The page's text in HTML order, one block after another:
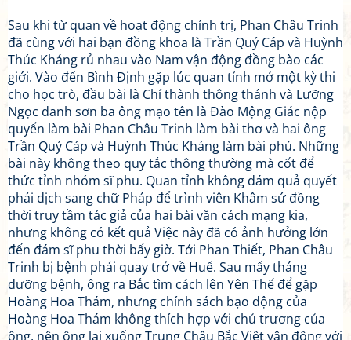
Sau khi từ quan về hoạt động chính trị, Phan Châu Trinh
đã cùng với hai bạn đồng khoa là Trần Quý Cáp và Huỳnh
Thúc Kháng rủ nhau vào Nam vận động đồng bào các
giới. Vào đến Bình Định gặp lúc quan tỉnh mở một kỳ thi
cho học trò, đầu bài là Chí thành thông thánh và Lưỡng
Ngọc danh sơn ba ông mạo tên là Đào Mộng Giác nộp
quyển làm bài Phan Châu Trinh làm bài thơ và hai ông
Trần Quý Cáp và Huỳnh Thúc Kháng làm bài phú. Những
bài này không theo quy tắc thông thường mà cốt để
thức tỉnh nhóm sĩ phu. Quan tỉnh không dám quả quyết
phải dịch sang chữ Pháp để trình viên Khâm sứ đồng
thời truy tầm tác giả của hai bài văn cách mạng kia,
nhưng không có kết quả Việc này đã có ảnh hưởng lớn
đến đám sĩ phu thời bấy giờ. Tới Phan Thiết, Phan Châu
Trinh bị bệnh phải quay trở về Huế. Sau mấy tháng
dưỡng bệnh, ông ra Bắc tìm cách lên Yên Thế để gặp
Hoàng Hoa Thám, nhưng chính sách bạo động của
Hoàng Hoa Thám không thích hợp với chủ trương của
ông, nên ông lại xuống Trung Châu Bắc Việt vận động với